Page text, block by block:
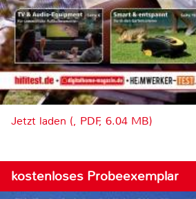
Jetzt laden (, PDF, 6.04 MB)
kostenloses Probeexemplar